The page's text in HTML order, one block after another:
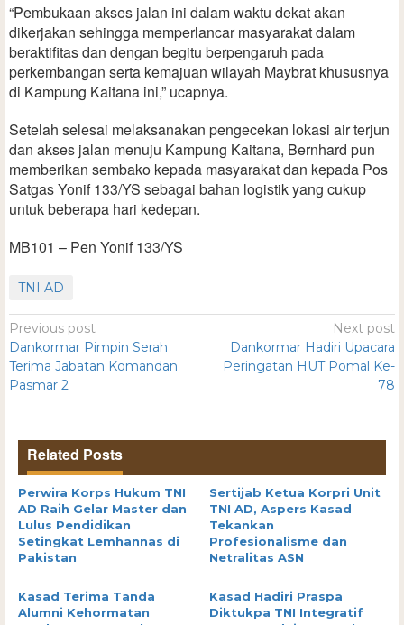
“Pembukaan akses jalan ini dalam waktu dekat akan
dikerjakan sehingga memperlancar masyarakat dalam
beraktifitas dan dengan begitu berpengaruh pada
perkembangan serta kemajuan wilayah Maybrat khususnya
di Kampung Kaitana ini,” ucapnya.
Setelah selesai melaksanakan pengecekan lokasi air terjun
dan akses jalan menuju Kampung Kaitana, Bernhard pun
memberikan sembako kepada masyarakat dan kepada Pos
Satgas Yonif 133/YS sebagai bahan logistik yang cukup
untuk beberapa hari kedepan.
MB101 – Pen Yonif 133/YS
TNI AD
Previous post
Dankormar Pimpin Serah
Terima Jabatan Komandan
Pasmar 2
Next post
Dankormar Hadiri Upacara
Peringatan HUT Pomal Ke-
78
Related Posts
Perwira Korps Hukum TNI
AD Raih Gelar Master dan
Lulus Pendidikan
Setingkat Lemhannas di
Pakistan
Sertijab Ketua Korpri Unit
TNI AD, Aspers Kasad
Tekankan
Profesionalisme dan
Netralitas ASN
Kasad Terima Tanda
Alumni Kehormatan
Kasad Hadiri Praspa
Diktukpa TNI Integratif